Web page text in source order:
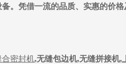
。凭借一流的品质、实惠的价
合密封机,无缝包边机,无缝拼接机,